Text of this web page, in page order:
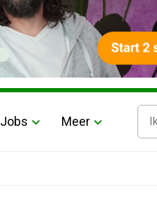
Jobs Meer